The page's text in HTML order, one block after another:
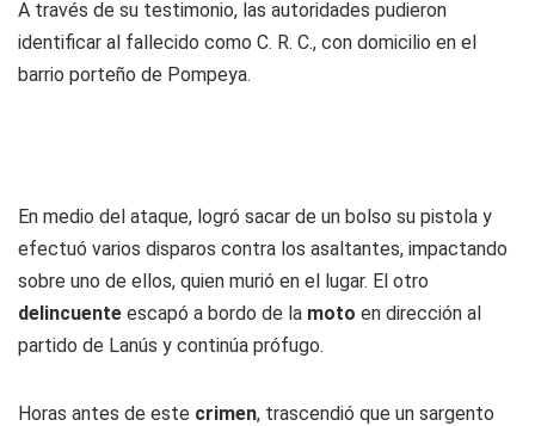
A través de su testimonio, las autoridades pudieron
identificar al fallecido como C. R. C., con domicilio en el
barrio porteño de Pompeya.
En medio del ataque, logró sacar de un bolso su pistola y
efectuó varios disparos contra los asaltantes, impactando
sobre uno de ellos, quien murió en el lugar. El otro
delincuente escapó a bordo de la moto en dirección al
partido de Lanús y continúa prófugo.
Horas antes de este crimen, trascendió que un sargento